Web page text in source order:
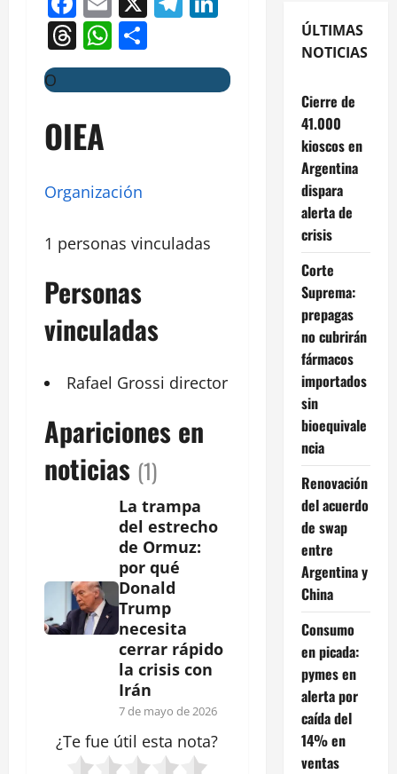
Threads
WhatsApp
O
OIEA
Organización
1 personas vinculadas
Personas
vinculadas
Rafael Grossi director
Apariciones en
noticias (1)
La trampa
del estrecho
de Ormuz:
por qué
Donald
Trump
necesita
cerrar rápido
la crisis con
Irán
7 de mayo de 2026
¿Te fue útil esta nota?
ÚLTIMAS
NOTICIAS
Cierre de
41.000
kioscos en
Argentina
dispara
alerta de
crisis
Corte
Suprema:
prepagas
no cubrirán
fármacos
importados
sin
bioequivale
ncia
Renovación
del acuerdo
de swap
entre
Argentina y
China
Consumo
en picada:
pymes en
alerta por
caída del
14% en
ventas